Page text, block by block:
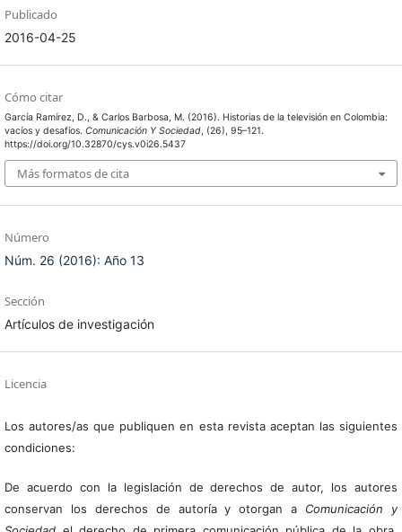
Publicado
2016-04-25
Cómo citar
García Ramírez, D., & Carlos Barbosa, M. (2016). Historias de la televisión en Colombia:
vacíos y desafíos. Comunicación Y Sociedad, (26), 95–121.
https://doi.org/10.32870/cys.v0i26.5437
Más formatos de cita
Número
Núm. 26 (2016): Año 13
Sección
Artículos de investigación
Licencia
Los autores/as que publiquen en esta revista aceptan las siguientes
condiciones:
De acuerdo con la legislación de derechos de autor, los autores
conservan los derechos de autoría y otorgan a Comunicación y